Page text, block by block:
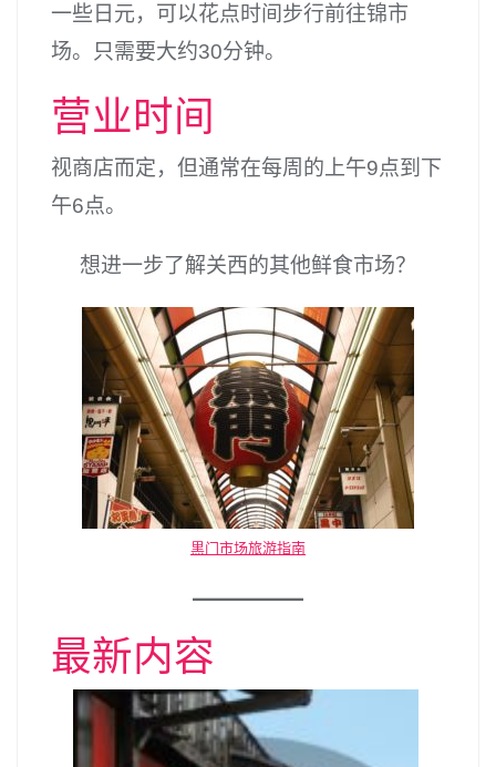
一些日元，可以花点时间步行前往锦市
场。只需要大约30分钟。
营业时间
视商店而定，但通常在每周的上午9点到下
午6点。
想进一步了解关西的其他鲜食市场？
黒门市场旅游指南
最新内容